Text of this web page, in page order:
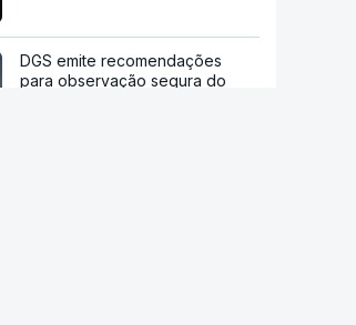
DGS emite recomendações
para observação segura do